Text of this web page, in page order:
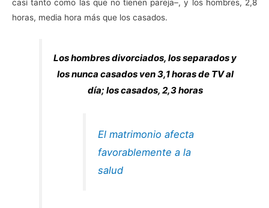
casi tanto como las que no tienen pareja–, y los hombres, 2,8
horas, media hora más que los casados.
Los hombres divorciados, los separados y
los nunca casados ven 3,1 horas de TV al
día; los casados, 2,3 horas
El matrimonio afecta
favorablemente a la
salud